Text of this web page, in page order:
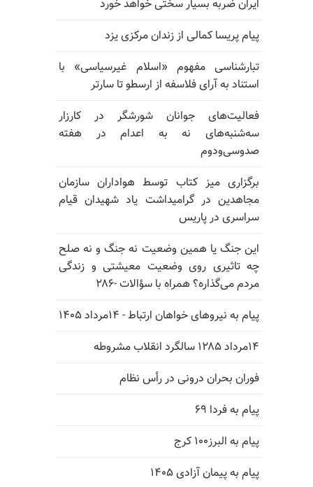
ایران ضربه بسیار سختی خواهد خورد
پیام پریسا کمالی از زندان مرکزی یزد
تبارشناسی مفهوم «اسلام غیرسیاسی» با
استناد به آرای فلاسفه از ارسطو تا سارتر
فعالیت‌های جوانان شورشگر در کارزار
سه‌شنبه‌های نه به اعدام در هفته
صدوسی‌و‌دوم
برگزاری میز کتاب توسط هواداران سازمان
مجاهدین در گرامیداشت یاد شهیدان قیام
سراسری در پاریس
این جنگ یا همین وضعیت نه جنگ و نه صلح
چه تاثیری روی وضعیت معیشتی و زندگی
مردم می‌گذاره؟ همراه با سؤالات -۲۸۶
پیام به نیروهای خواهان ارتباط - ۱۴مرداد ۱۴۰۵
۱۴مرداد ۱۲۸۵ سالگرد انقلاب مشروطه
فوران بحران درونی در رأس نظام
پیام به فردا ۶۹
پیام به البرز۱۰۰ کرج
پیام به پیمان آزادی ۱۴۰۵